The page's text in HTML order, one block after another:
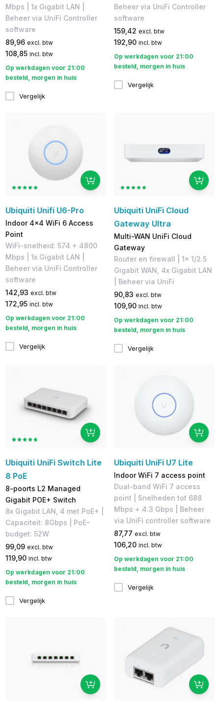
Mbps | 1x Gigabit LAN |
Beheer via UniFi Controller
software
89,96 excl. btw
108,85 incl. btw
Op werkdagen voor 21:00
besteld, morgen in huis
Vergelijk
Beheer via UniFi Controller
software
159,42 excl. btw
192,90 incl. btw
Op werkdagen voor 21:00
besteld, morgen in huis
Vergelijk
Ubiquiti Unifi U6-Pro
Indoor 4x4 WiFi 6 Access
Point
WiFi-snelheid: 574 + 4800
Mbps | 1x Gigabit LAN |
Beheer via UniFi Controller
software
142,93 excl. btw
172,95 incl. btw
Op werkdagen voor 21:00
besteld, morgen in huis
Vergelijk
Ubiquiti UniFi Cloud
Gateway Ultra
Multi-WAN UniFi Cloud
Gateway
Router en firewall | 1x 1/2.5
Gigabit WAN, 4x Gigabit LAN
| Beheer via UniFi
90,83 excl. btw
109,90 incl. btw
Op werkdagen voor 21:00
besteld, morgen in huis
Vergelijk
Ubiquiti UniFi Switch Lite
8 PoE
8-poorts L2 Managed
Gigabit POE+ Switch
8x Gigabit LAN, 4 met PoE+ |
Capaciteit: 8Gbps | PoE-
budget: 52W
99,09 excl. btw
119,90 incl. btw
Op werkdagen voor 21:00
besteld, morgen in huis
Vergelijk
Ubiquiti UniFi U7 Lite
Indoor WiFi 7 access point
Dual-band WiFi 7 access
point | Snelheden tot 688
Mbps + 4.3 Gbps | Beheer
via UniFi controller software
87,77 excl. btw
106,20 incl. btw
Op werkdagen voor 21:00
besteld, morgen in huis
Vergelijk